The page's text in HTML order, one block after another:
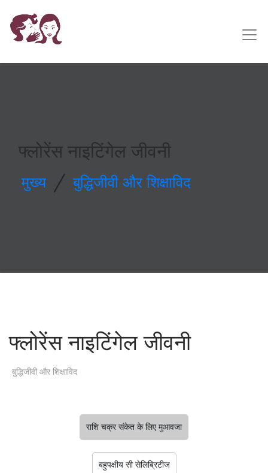
फ्लोरेंस नाइटिंगेल जीवनी
मुख्य / बुद्धिजीवी और शिक्षाविद
फ्लोरेंस नाइटिंगेल जीवनी
बुद्धिजीवी और शिक्षाविद
राशि चक्र संकेत के लिए मुआवजा
बहुपक्षीय सी सेलिब्रिटीज